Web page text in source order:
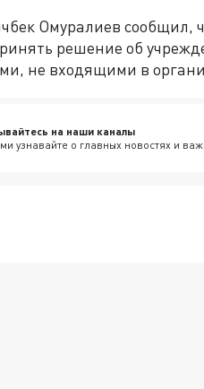
Омуралиев сообщил,
решение об
не входящими в
на наши каналы
узнавайте о главных новостях и